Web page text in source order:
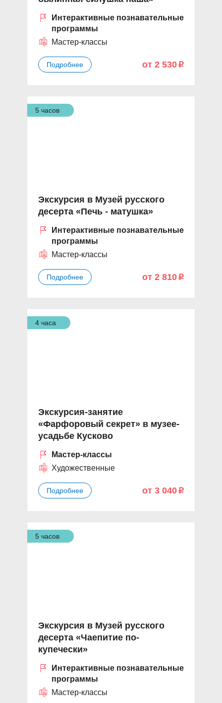
Интерактивные познавательные
программы
Мастер-классы
Подробнее от 2 530 p
5 часов
Экскурсия в Музей русского
десерта «Печь - матушка»
Интерактивные познавательные
программы
Мастер-классы
Подробнее от 2 810 p
4 часа
Экскурсия-занятие
«Фарфоровый секрет» в музее-
усадьбе Кусково
Мастер-классы
Художественные
Подробнее от 3 040 p
5 часов
Экскурсия в Музей русского
десерта «Чаепитие по-
купечески»
Интерактивные познавательные
программы
Мастер-классы